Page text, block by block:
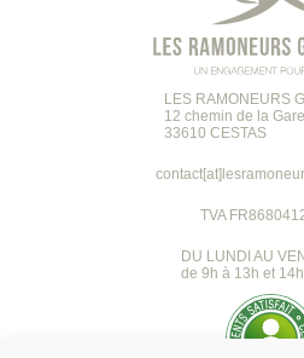
LES RAMONEURS
12 chemin de la
33610 CESTAS
TVA
DU LUNDI AU
de 9h à 13h et